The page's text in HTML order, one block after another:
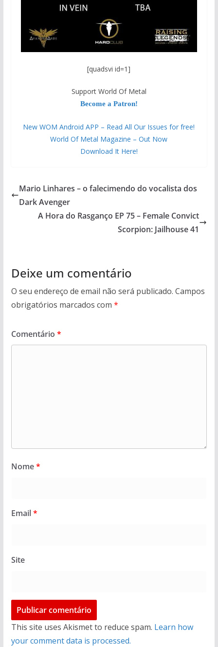
[quadsvi id=1]
Support World Of Metal
Become a Patron!
New WOM Android APP – Read All Our Issues for free!
World Of Metal Magazine – Out Now
Download It Here!
Mario Linhares – o falecimendo do vocalista dos
Dark Avenger
A Hora do Rasganço EP 75 – Female Convict
Scorpion: Jailhouse 41
Deixe um comentário
O seu endereço de email não será publicado. Campos
obrigatórios marcados com *
Comentário *
Nome*
Email*
Site
This site uses Akismet to reduce spam. Learn how
your comment data is processed.